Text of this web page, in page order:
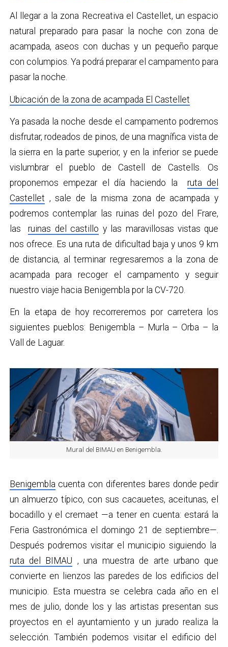
Al llegar a la zona Recreativa el Castellet, un espacio
natural preparado para pasar la noche con zona de
acampada, aseos con duchas y un pequeño parque
con columpios. Ya podrá preparar el campamento para
pasar la noche.
Ubicación de la zona de acampada El Castellet
Ya pasada la noche desde el campamento podremos
disfrutar, rodeados de pinos, de una magnífica vista de
la sierra en la parte superior, y en la inferior se puede
vislumbrar el pueblo de Castell de Castells. Os
proponemos empezar el día haciendo la ruta del
Castellet , sale de la misma zona de acampada y
podremos contemplar las ruinas del pozo del Frare,
lasruinas del castillo y las maravillosas vistas que
nos ofrece. Es una ruta de dificultad baja y unos 9 km
de distancia, al terminar regresaremos a la zona de
acampada para recoger el campamento y seguir
nuestro viaje hacia Benigembla por la CV-720.
En la etapa de hoy recorreremos por carretera los
siguientes pueblos: Benigembla – Murla – Orba – la
Vall de Laguar.
Mural del BIMAU en Benigembla.
Benigembla cuenta con diferentes bares donde pedir
un almuerzo típico, con sus cacauetes, aceitunas, el
bocadillo y el cremaet —a tener en cuenta: estará la
Feria Gastronómica el domingo 21 de septiembre—.
Después podremos visitar el municipio siguiendo la
ruta del BIMAU , una muestra de arte urbano que
convierte en lienzos las paredes de los edificios del
municipio. Esta muestra se celebra cada año en el
mes de julio, donde los y las artistas presentan sus
proyectos en el ayuntamiento y un jurado realiza la
selección. También podemos visitar el edificio del